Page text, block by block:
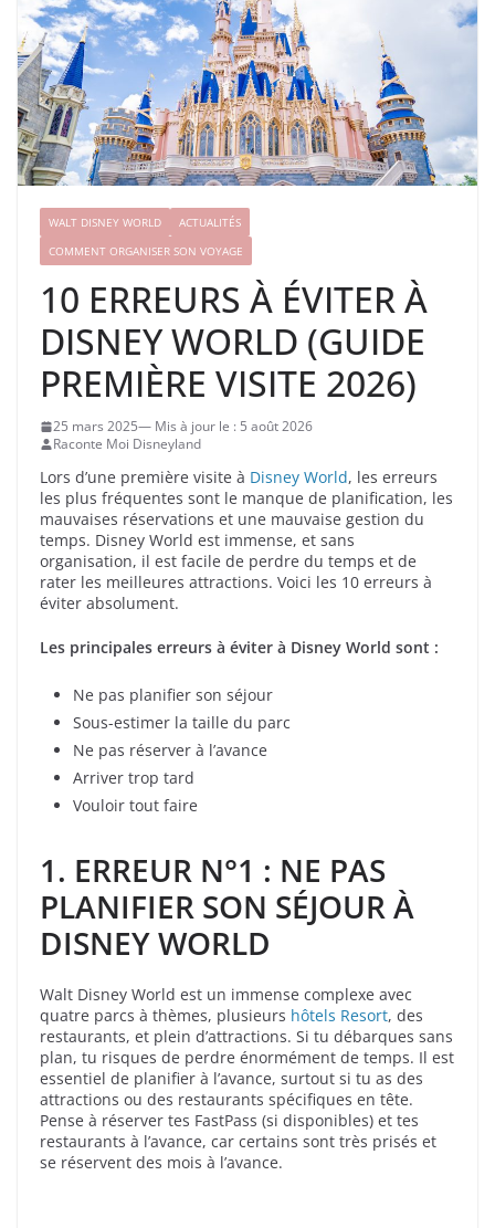
WALT DISNEY WORLD
ACTUALITÉS
COMMENT ORGANISER SON VOYAGE
10 ERREURS À ÉVITER À
DISNEY WORLD (GUIDE
PREMIÈRE VISITE 2026)
25 mars 2025
5 août 2026
Raconte Moi Disneyland
Lors d’une première visite à Disney World, les erreurs
les plus fréquentes sont le manque de planification, les
mauvaises réservations et une mauvaise gestion du
temps. Disney World est immense, et sans
organisation, il est facile de perdre du temps et de
rater les meilleures attractions. Voici les 10 erreurs à
éviter absolument.
Les principales erreurs à éviter à Disney World sont :
Ne pas planifier son séjour
Sous-estimer la taille du parc
Ne pas réserver à l’avance
Arriver trop tard
Vouloir tout faire
1. ERREUR N°1 : NE PAS
PLANIFIER SON SÉJOUR À
DISNEY WORLD
Walt Disney World est un immense complexe avec
quatre parcs à thèmes, plusieurs hôtels Resort, des
restaurants, et plein d’attractions. Si tu débarques sans
plan, tu risques de perdre énormément de temps. Il est
essentiel de planifier à l’avance, surtout si tu as des
attractions ou des restaurants spécifiques en tête.
Pense à réserver tes FastPass (si disponibles) et tes
restaurants à l’avance, car certains sont très prisés et
se réservent des mois à l’avance.